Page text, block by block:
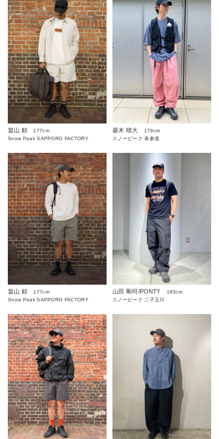
畠山 頼
177cm
Snow Peak SAPPORO FACTORY
菱木 晴大
179cm
スノーピーク 表参道
畠山 頼
177cm
Snow Peak SAPPORO FACTORY
山田 剛司/PONTY
183cm
スノーピーク 二子玉川